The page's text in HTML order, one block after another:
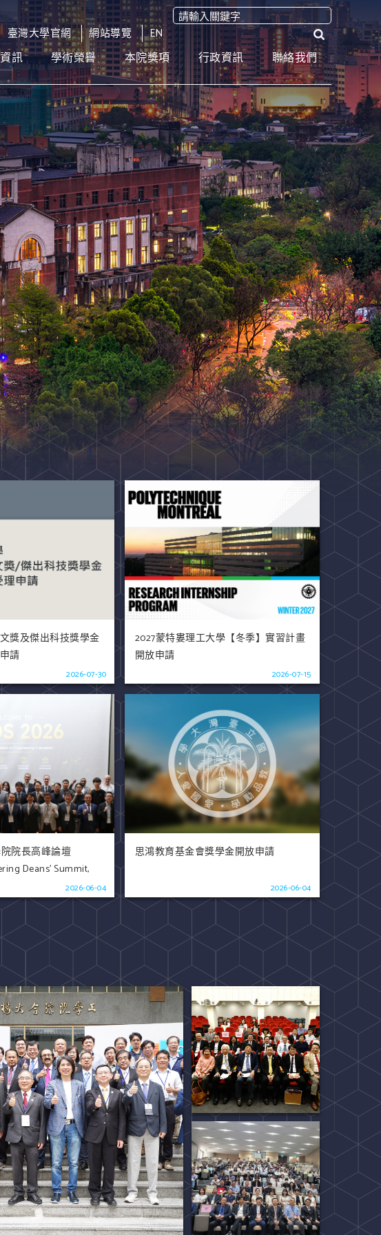
臺灣大學官網 網站導覽 EN
訊 學術榮譽 本院獎項 行政資訊 聯絡我們
獎及傑出科技獎學金
請
2026-07-30
2027蒙特婁理工大學【冬季】實習計畫
開放申請
2026-07-15
院長高峰論壇
Deans' Summit,
2026-06-04
思鴻教育基金會獎學金開放申請
2026-06-04